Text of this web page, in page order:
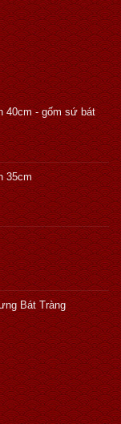
40cm - gốm sứ bát
35cm
Bát Tràng